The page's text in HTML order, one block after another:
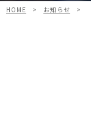
HOME > お知らせ >